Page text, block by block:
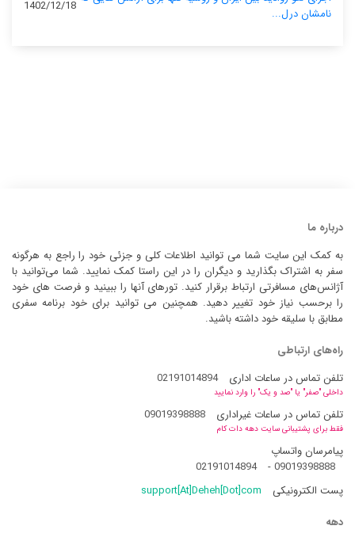
نامشان درل...
1402/12/18
درباره ما
به کمک این سایت شما می توانید اطلاعات کلی و جزئی خود را راجع به هرگونه
سفر به اشتراک بگذارید و دیگران را در این راستا کمک نمایید. شما می‌توانید با
آژانس‌های مسافرتی ارتباط برقرار کنید. تورهای آنها را ببینید و فرصت های خود
را برحسب نیاز خود تغییر دهید. همچنین می توانید برای خود برنامه سفری
مطابق با سلیقه خود داشته باشید.
راه‌های ارتباطی
تلفن تماس در ساعات اداری
02191014894
داخلی "صفر" یا "صد و یک" را وارد نمایید
تلفن تماس در ساعات غیراداری 09019398888
فقط برای پشتیبانی سایت دهه دات کام
پیامرسان واتساپ
09019398888
-
02191014894
پست الکترونیکی
support[At]Deheh[Dot]com
دهه